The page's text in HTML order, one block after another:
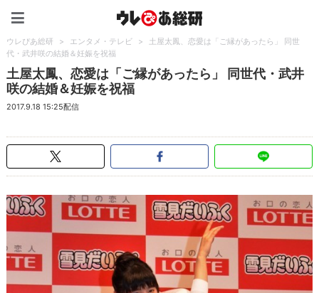
ウレぴあ総研 > エンタメ・テレビ >
土屋太鳳、恋愛は「ご縁があったら」 同世
代・武井咲の結婚＆妊娠を祝福
土屋太鳳、恋愛は「ご縁があったら」 同世代・武井
咲の結婚＆妊娠を祝福
2017.9.18 15:25配信